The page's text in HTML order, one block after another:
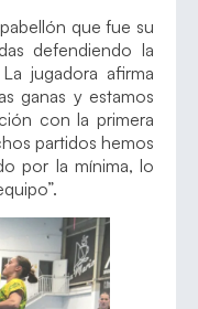
que fue su
defendiendo la
jugadora afirma
ganas y estamos
con la primera
partidos hemos
por la mínima, lo